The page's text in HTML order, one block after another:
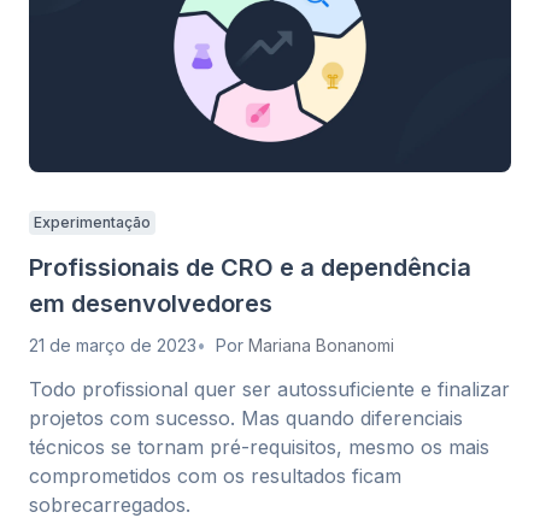
Experimentação
Profissionais de CRO e a dependência
em desenvolvedores
21 de março de 2023 Por Mariana Bonanomi
Todo profissional quer ser autossuficiente e finalizar
projetos com sucesso. Mas quando diferenciais
técnicos se tornam pré-requisitos, mesmo os mais
comprometidos com os resultados ficam
sobrecarregados.